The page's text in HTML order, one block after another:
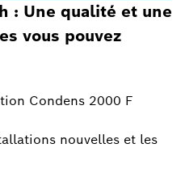
: Une qualité et une
vous pouvez
Condens 2000 F
nouvelles et les